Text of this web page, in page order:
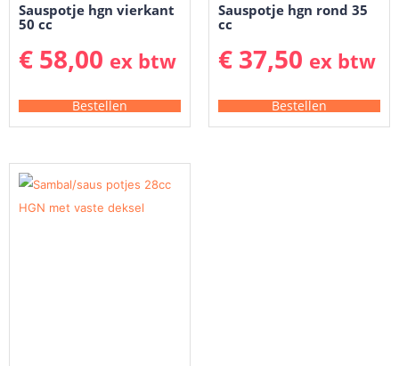
Sauspotje hgn vierkant
50 cc
€ 58,00 ex btw
Bestellen
Sauspotje hgn rond 35
cc
€ 37,50 ex btw
Bestellen